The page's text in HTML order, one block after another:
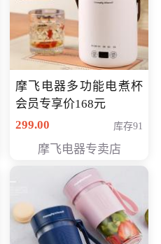
摩飞电器多功能电煮杯
会员专享价168元
299.00
库存91
摩飞电器专卖店